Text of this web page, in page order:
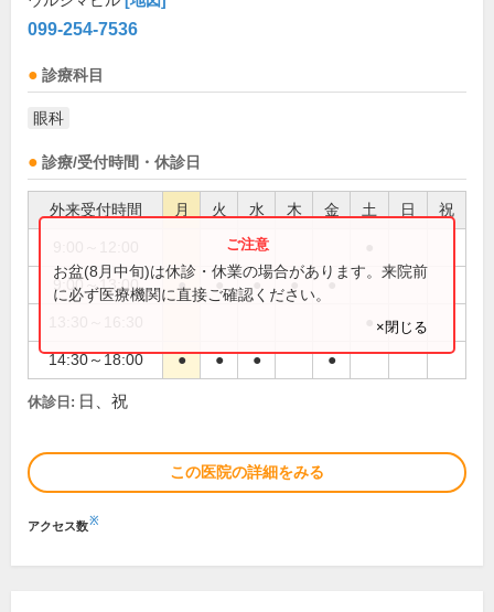
099-254-7536
診療科目
眼科
診療/受付時間・休診日
外来受付時間 月 火 水 木 金 土 日 祝
9:00～13:00 ● ● ● ● ●
14:30～18:00 ● ● ● ●
お盆(8月中旬)は休診・休業の場合があります。来院前
に必ず医療機関に直接ご確認ください。
×閉じる
休診日: 日、祝
この医院の詳細をみる
アクセス数※